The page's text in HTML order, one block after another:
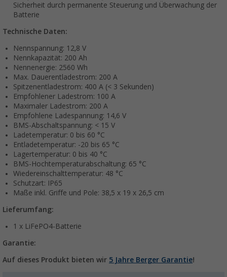
Sicherheit durch permanente Steuerung und Überwachung der
Batterie
Technische Daten:
Nennspannung: 12,8 V
Nennkapazität: 200 Ah
Nennenergie: 2560 Wh
Max. Dauerentladestrom: 200 A
Spitzenentladestrom: 400 A (< 3 Sekunden)
Empfohlener Ladestrom: 100 A
Maximaler Ladestrom: 200 A
Empfohlene Ladespannung: 14,6 V
BMS-Abschaltspannung: < 15 V
Ladetemperatur: 0 bis 60 °C
Entladetemperatur: -20 bis 65 °C
Lagertemperatur: 0 bis 40 °C
BMS-Hochtemperaturabschaltung: 65 °C
Wiedereinschalttemperatur: 48 °C
Schutzart: IP65
Maße inkl. Griffe und Pole: 38,5 x 19 x 26,5 cm
Lieferumfang:
1 x LiFePO4-Batterie
Garantie:
Auf dieses Produkt bieten wir 5 Jahre Berger Garantie!